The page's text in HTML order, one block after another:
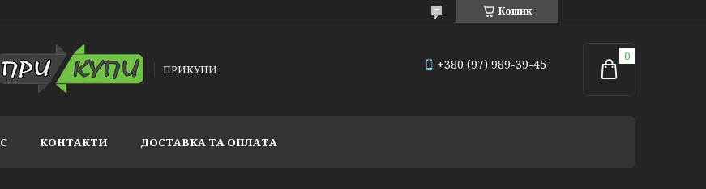
Кошик
ПРИКУПИ +380 (97) 989-39-45
КОНТАКТИ ДОСТАВКА ТА ОПЛАТА